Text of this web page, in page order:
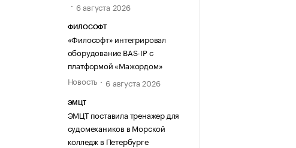
6 августа 2026
ФИЛОСОФТ
«Философт» интегрировал
оборудование BAS-IP с
платформой «Мажордом»
Новость
6 августа 2026
ЭМЦТ
ЭМЦТ поставила тренажер для
судомехаников в Морской
колледж в Петербурге